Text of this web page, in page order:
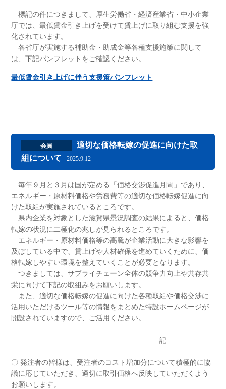
標記の件につきまして、厚生労働省・経済産業省・中小企業
庁では、最低賃金引き上げを受けて賃上げに取り組む支援を強
化されています。
各省庁が実施する補助金・助成金等各種支援施策に関して
は、下記パンフレットをご確認ください。
最低賃金引き上げに伴う支援策パンフレット
会員
適切な価格転嫁の促進に向けた取
組について
2025.9.12
毎年９月と３月は国が定める「価格交渉促進月間」であり、
エネルギー・原材料価格や労務費等の適切な価格転嫁促進に向
けた取組が実施されているところです。
県内企業を対象とした滋賀県景況調査の結果によると、価格
転嫁の状況に二極化の兆しが見られるところです。
エネルギー・原材料価格等の高騰が企業活動に大きな影響を
及ぼしている中で、賃上げや人材確保を進めていくために、価
格転嫁しやすい環境を整えていくことが必要となります。
つきましては、サプライチェーン全体の競争力向上や共存共
栄に向けて下記の取組みをお願いします。
また、適切な価格転嫁の促進に向けた各種取組や価格交渉に
活用いただけるツール等の情報をまとめた特設ホームページが
開設されていますので、ご活用ください。
記
〇 発注者の皆様は、受注者のコスト増加分について積極的に協
議に応じていただき、適切に取引価格へ反映していただくよう
お願いします。